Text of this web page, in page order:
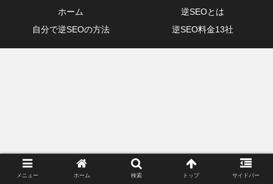
ホーム
逆SEOとは
自分で逆SEOの方法
逆SEO料金13社
メニュー ホーム 検索 トップ サイドバー